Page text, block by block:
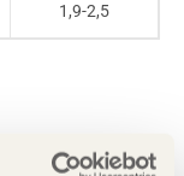
1,9-2,5